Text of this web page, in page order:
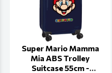
Super Mario Mamma
Mia ABS Trolley
Suitcase 55cm -